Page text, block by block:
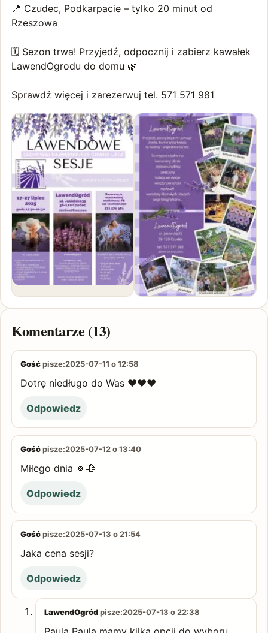
📍 Czudec, Podkarpacie – tylko 20 minut od
Rzeszowa
🗓 Sezon trwa! Przyjedź, odpocznij i zabierz kawałek
LawendOgrodu do domu 🌿
Sprawdź więcej i zarezerwuj tel. 571 571 981
Komentarze (13)
Gośćpisze:2025-07-11 o 12:58
Dotrę niedługo do Was ❤️❤️❤️
Odpowiedz
Gośćpisze:2025-07-12 o 13:40
Miłego dnia 🍀🥀
Odpowiedz
Gośćpisze:2025-07-13 o 21:54
Jaka cena sesji?
Odpowiedz
LawendOgródpisze:2025-07-13 o 22:38